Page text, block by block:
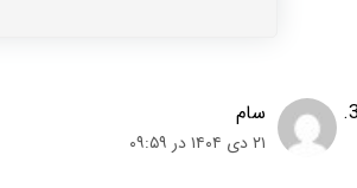
سام
۲۱ دی ۱۴۰۴ در ۰۹:۵۹